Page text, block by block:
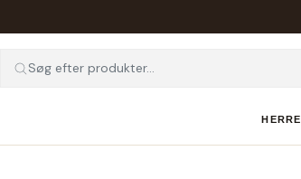
Søg efter produkter...
HERRE